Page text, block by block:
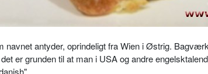
navnet antyder, oprindeligt fra Wien i Østrig.
er grunden til at man i USA og andre